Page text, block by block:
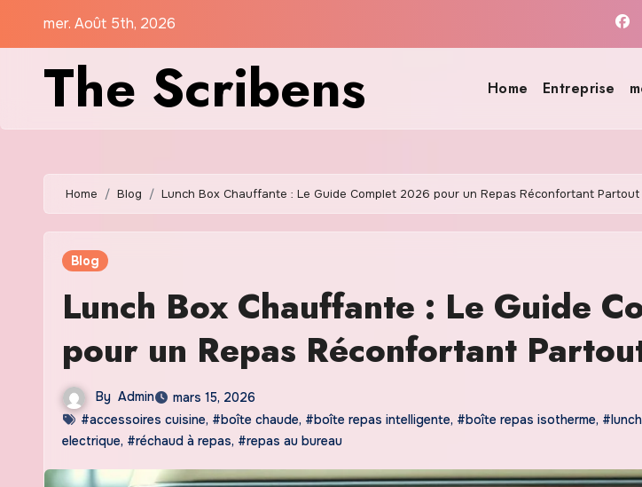
mer. Août 5th, 2026
The Scribens Home Entreprise
Home Blog Lunch Box Chauffante : Le Guide Complet 2026 pour un Repas Réconfortant Partout
Blog
Lunch Box Chauffante : Le Guide
pour un Repas Réconfortant
By Admin
mars 15, 2026
#accessoires cuisine, #boîte chaude, #boîte repas intelligente, #boîte repas isotherme,
electrique, #réchaud à repas, #repas au bureau